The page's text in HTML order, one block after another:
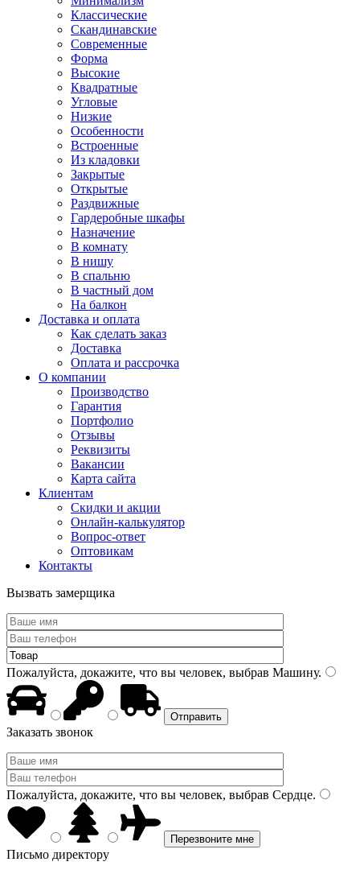
Классические
Скандинавские
Современные
Форма
Высокие
Квадратные
Угловые
Низкие
Особенности
Встроенные
Из кладовки
Закрытые
Открытые
Раздвижные
Гардеробные шкафы
Назначение
В комнату
В нишу
В спальню
В частный дом
На балкон
Доставка и оплата
Как сделать заказ
Доставка
Оплата и рассрочка
О компании
Производство
Гарантия
Портфолио
Отзывы
Реквизиты
Вакансии
Карта сайта
Клиентам
Скидки и акции
Онлайн-калькулятор
Вопрос-ответ
Оптовикам
Контакты
Вызвать замерщика
Пожалуйста, докажите, что вы человек, выбрав Машину.
Заказать звонок
Пожалуйста, докажите, что вы человек, выбрав Сердце.
Письмо директору